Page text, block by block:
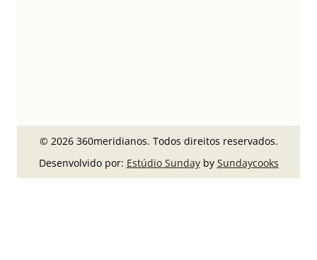
© 2026 360meridianos. Todos direitos reservados.
Desenvolvido por: Estúdio Sundayby Sundaycooks